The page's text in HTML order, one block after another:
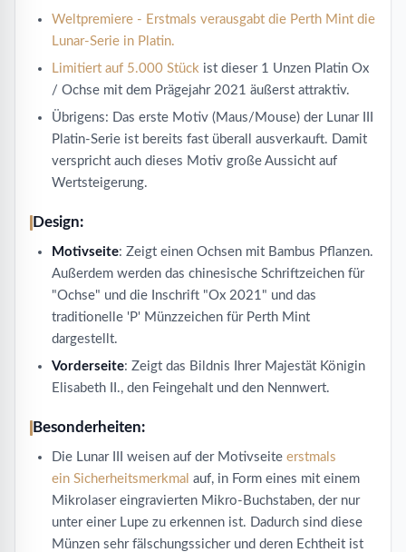
Weltpremiere - Erstmals verausgabt die Perth Mint die
Lunar-Serie in Platin.
Limitiert auf 5.000 Stück ist dieser 1 Unzen Platin Ox
/ Ochse mit dem Prägejahr 2021 äußerst attraktiv.
Übrigens: Das erste Motiv (Maus/Mouse) der Lunar III
Platin-Serie ist bereits fast überall ausverkauft. Damit
verspricht auch dieses Motiv große Aussicht auf
Wertsteigerung.
Design:
Motivseite: Zeigt einen Ochsen mit Bambus Pflanzen.
Außerdem werden das chinesische Schriftzeichen für
"Ochse" und die Inschrift "Ox 2021" und das
traditionelle 'P' Münzzeichen für Perth Mint
dargestellt.
Vorderseite: Zeigt das Bildnis Ihrer Majestät Königin
Elisabeth II., den Feingehalt und den Nennwert.
Besonderheiten:
Die Lunar III weisen auf der Motivseite erstmals
ein Sicherheitsmerkmal auf, in Form eines mit einem
Mikrolaser eingravierten Mikro-Buchstaben, der nur
unter einer Lupe zu erkennen ist. Dadurch sind diese
Münzen sehr fälschungssicher und deren Echtheit ist